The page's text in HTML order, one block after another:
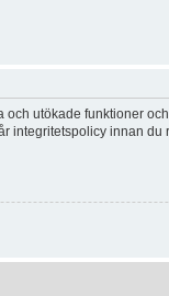
utökade funktioner
innan